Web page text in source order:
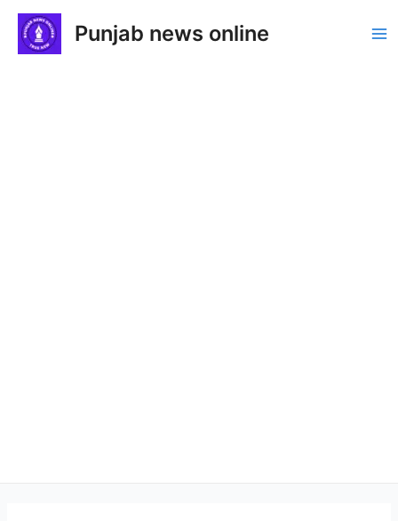
Skip
content
Punjab news online